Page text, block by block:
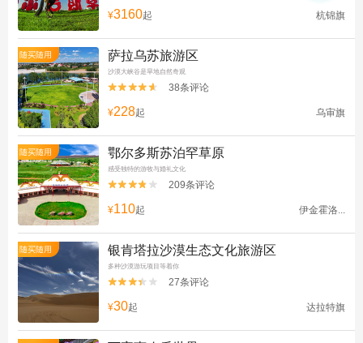
¥3160起 杭锦旗
随买随用 萨拉乌苏旅游区
沙漠大峡谷是旱地自然奇观

 38条评论
¥228起 乌审旗
随买随用 鄂尔多斯苏泊罕草原
感受独特的游牧与婚礼文化

 209条评论
¥110起 伊金霍洛...
随买随用 银肯塔拉沙漠生态文化旅游区
多种沙漠游玩项目等着你

 27条评论
¥30起 达拉特旗